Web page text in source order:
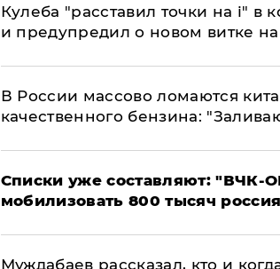
Кулеба "расставил точки на і"
и предупредил о новом витке
В России массово ломаются
качественного бензина:
Списки уже составляют: "ВЧК-
мобилизовать 800 тысяч
Муждабаев рассказал, кто и